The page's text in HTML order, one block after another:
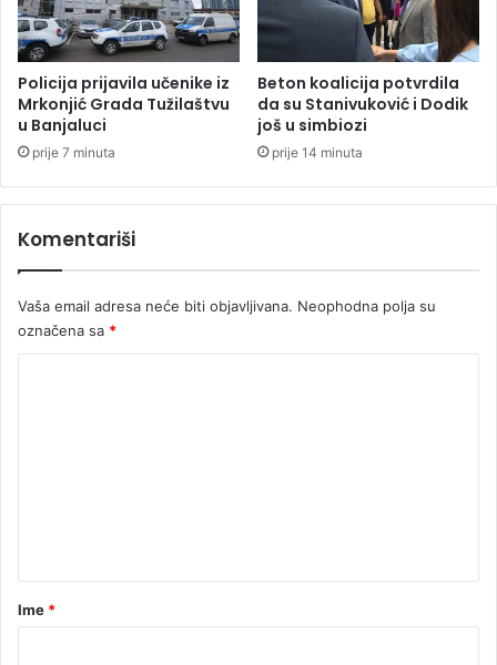
H
Policija prijavila učenike iz
Mrkonjić Grada Tužilaštvu
u Banjaluci
prije 7 minuta
Beton koalicija potvrdila
da su Stanivuković i Dodik
još u simbiozi
prije 14 minuta
Komentariši
Vaša email adresa neće biti objavljivana. Neophodna polja su
označena sa *
rIme *